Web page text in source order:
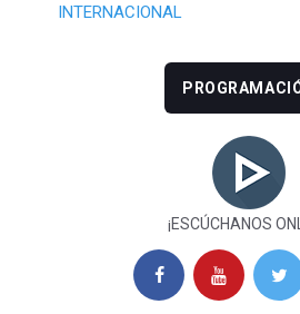
INTERNACIONAL
¡ESCÚCHANOS